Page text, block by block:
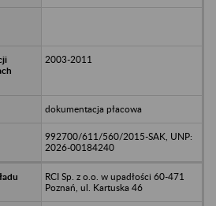
2003-2011
dokumentacja płacowa
992700/611/560/2015-SAK, UNP:
2026-00184240
RCI Sp. z o.o. w upadłości 60-471
Poznań, ul. Kartuska 46